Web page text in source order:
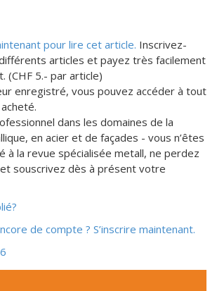
pour lire cet article. Inscrivez-
articles et payez très facilement
(CHF 5.- par article)
enregistré, vous pouvez accéder à tout
dans les domaines de la
en acier et de façades - vous n’êtes
à la revue spécialisée metall, ne perdez
souscrivez dès à présent votre
de compte ? S’inscrire maintenant.